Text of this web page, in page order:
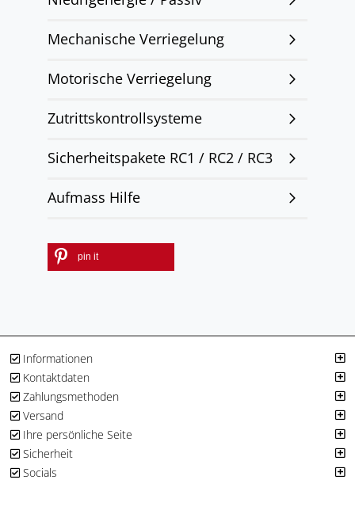
Mechanische Verriegelung
Motorische Verriegelung
Zutrittskontrollsysteme
Sicherheitspakete RC1 / RC2 / RC3
Aufmass Hilfe
pin it
Informationen
Kontaktdaten
Zahlungsmethoden
Versand
Ihre persönliche Seite
Sicherheit
Socials